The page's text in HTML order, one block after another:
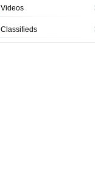
Videos
Classifieds